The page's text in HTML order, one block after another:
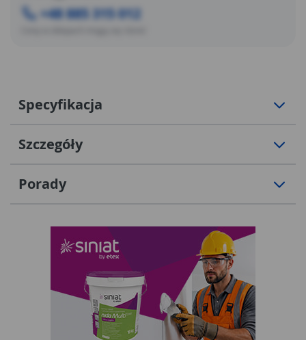
+48 885 315 012
Specyfikacja
Szczegóły
Porady